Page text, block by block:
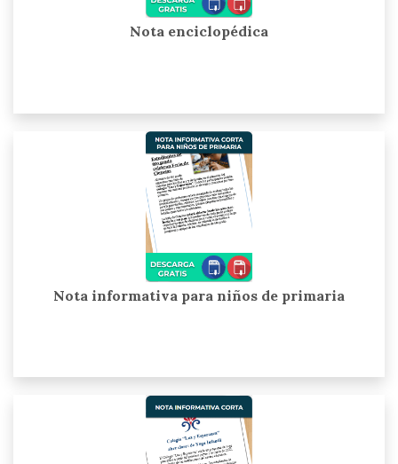
Nota enciclopédica
Nota informativa para niños de primaria